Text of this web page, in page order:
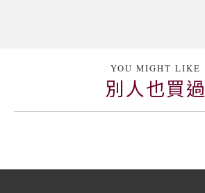
YOU MIGHT LIKE
別人也買過